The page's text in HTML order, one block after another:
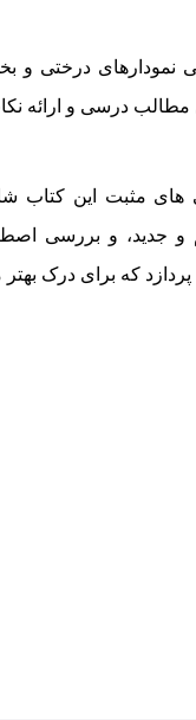
نمودارهای درختی و
درسی و ارائه
های مثبت این کتاب
و جدید، و بررسی
که برای درک